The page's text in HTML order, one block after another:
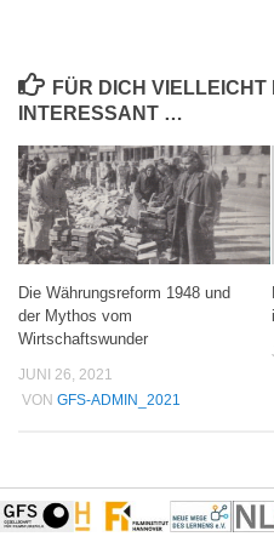
FÜR DICH
INTERESSANT …
Die Währungsreform 1948 und
der Mythos vom
Wirtschaftswunder
JUNI 26, 2021
VON GFS-ADMIN_2021